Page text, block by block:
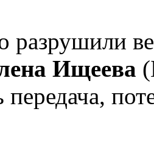
разрушили
Ищеева
передача,